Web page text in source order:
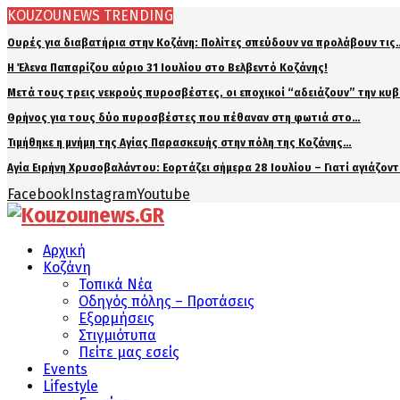
KOUZOUNEWS TRENDING
Ουρές για διαβατήρια στην Κοζάνη: Πολίτες σπεύδουν να προλάβουν
Η Έλενα Παπαρίζου αύριο 31 Ιουλίου στο Βελβεντό Κοζάνης!
Μετά τους τρεις νεκρούς πυροσβέστες, οι εποχικοί “αδειάζουν” την
Θρήνος για τους δύο πυροσβέστες που πέθαναν στη φωτιά στο…
Τιμήθηκε η μνήμη της Αγίας Παρασκευής στην πόλη της Κοζάνης…
Αγία Ειρήνη Χρυσοβαλάντου: Εορτάζει σήμερα 28 Ιουλίου – Γιατί
FacebookInstagramYoutube
Αρχική
Κοζάνη
Τοπικά Νέα
Οδηγός πόλης – Προτάσεις
Εξορμήσεις
Στιγμιότυπα
Πείτε μας εσείς
Events
Lifestyle